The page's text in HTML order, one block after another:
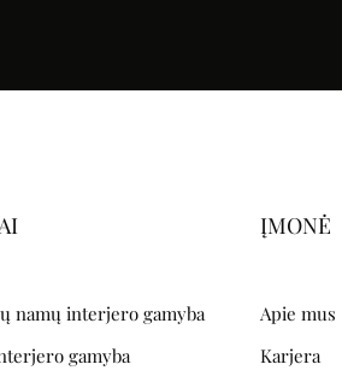
namų interjero gamyba
gamyba
ĮMONĖ
Apie mus
Karjera